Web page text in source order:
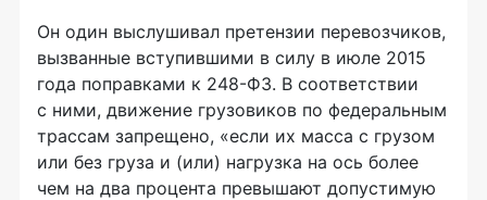
Он один выслушивал претензии перевозчиков,
вызванные вступившими в силу в июле 2015
года поправками к 248-ФЗ. В соответствии
с ними, движение грузовиков по федеральным
трассам запрещено, «если их масса с грузом
или без груза и (или) нагрузка на ось более
чем на два процента превышают допустимую